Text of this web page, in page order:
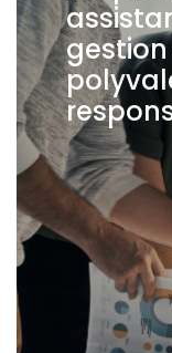
gestion